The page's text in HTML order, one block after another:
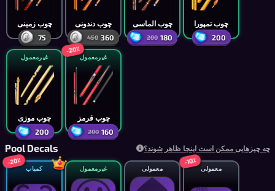
چوب زمینی
75
چوب دندونی
450 360
چوب الماسی
200 180
چوب تمپورا
200
غیرمعمول
چوب موزی
200
غیرمعمول
چوب قرمز
200 160
-20٪
Pool Decals چه چیزهایی ممکن است اینجا ظاهر شوند؟
کمیاب
-20٪
غیرمعمول معمولی معمولی
-10٪